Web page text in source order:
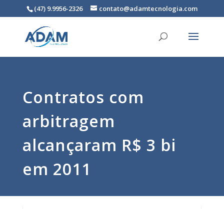
(47) 9.9956-2326 contato@adamtecnologia.com
Contratos com
arbitragem
alcançaram R$ 3 bi
em 2011